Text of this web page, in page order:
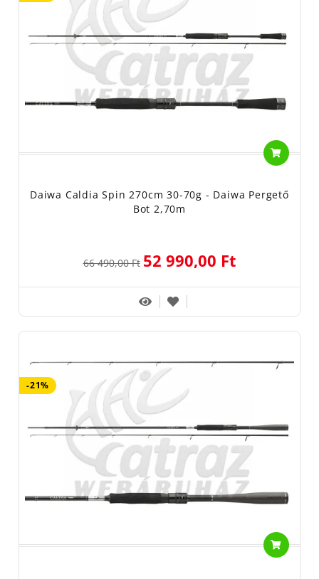
Daiwa Caldia Spin 270cm 30-70g - Daiwa Pergető
Bot 2,70m
66 490,00 Ft 52 990,00 Ft
-21%